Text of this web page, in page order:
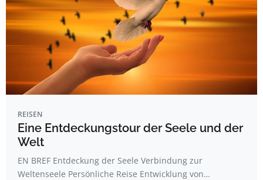
REISEN
Eine Entdeckungstour der Seele und der
Welt
EN BREF Entdeckung der Seele Verbindung zur
Weltenseele Persönliche Reise Entwicklung von…